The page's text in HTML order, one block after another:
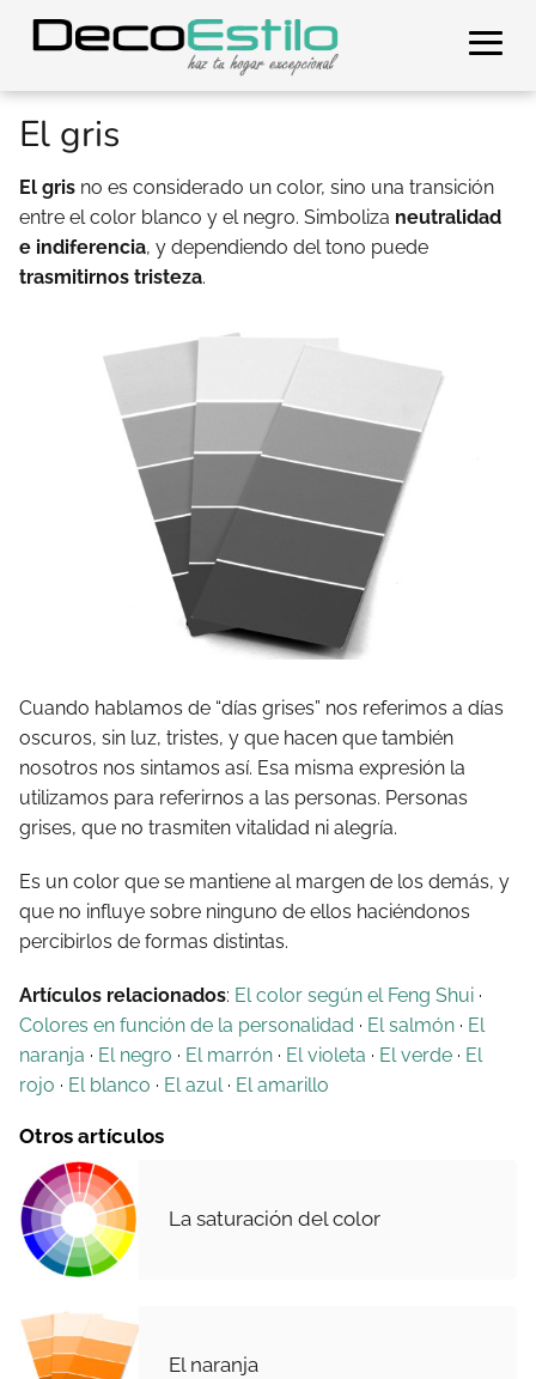
El gris
El gris no es considerado un color, sino una transición
entre el color blanco y el negro. Simboliza neutralidad
e indiferencia, y dependiendo del tono puede
trasmitirnos tristeza.
Cuando hablamos de “días grises” nos referimos a días
oscuros, sin luz, tristes, y que hacen que también
nosotros nos sintamos así. Esa misma expresión la
utilizamos para referirnos a las personas. Personas
grises, que no trasmiten vitalidad ni alegría.
Es un color que se mantiene al margen de los demás, y
que no influye sobre ninguno de ellos haciéndonos
percibirlos de formas distintas.
Artículos relacionados: El color según el Feng Shui ·
Colores en función de la personalidad · El salmón · El
naranja · El negro · El marrón · El violeta · El verde · El
rojo · El blanco · El azul· El amarillo
Otros artículos
La saturación del color
El naranja